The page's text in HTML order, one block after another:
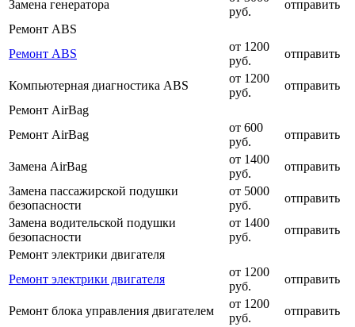
Замена генератора
руб.
отправить
Ремонт ABS
Ремонт ABS
от 1200
руб.
отправить
Компьютерная диагностика ABS
от 1200
руб.
отправить
Ремонт AirBag
Ремонт AirBag
от 600
руб.
отправить
Замена AirBag
от 1400
руб.
отправить
Замена пассажирской подушки
безопасности
от 5000
руб.
отправить
Замена водительской подушки
безопасности
от 1400
руб.
отправить
Ремонт электрики двигателя
Ремонт электрики двигателя
от 1200
руб.
отправить
Ремонт блока управления двигателем
от 1200
руб.
отправить